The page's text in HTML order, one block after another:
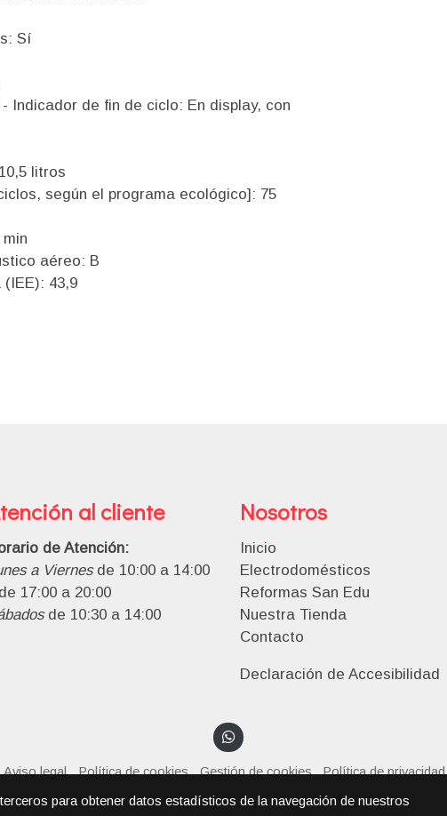
Sí
Indicador de fin de ciclo: En display, con
litros
según el programa ecológico]: 75
aéreo: B
43,9
al cliente
de Atención:
a Viernesde 10:00 a 14:00
17:00 a 20:00
de 10:30 a 14:00
Nosotros
Inicio
Electrodomésticos
Reformas San Edu
Nuestra Tienda
Contacto
Declaración de Accesibilidad
Aviso legal Política de cookies Gestión de cookies Política de privacidad
para obtener datos estadísticos de la navegación de nuestros